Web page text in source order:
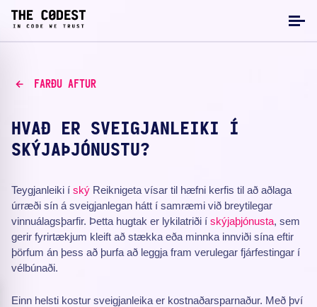
FARÐU AFTUR
HVAÐ ER SVEIGJANLEIKI Í
SKÝJAÞJÓNUSTU?
Teygjanleiki í ský Reiknigeta vísar til hæfni kerfis til að aðlaga
úrræði sín á sveigjanlegan hátt í samræmi við breytilegar
vinnuálagsþarfir. Þetta hugtak er lykilatriði í skýjaþjónusta, sem
gerir fyrirtækjum kleift að stækka eða minnka innviði sína eftir
þörfum án þess að þurfa að leggja fram verulegar fjárfestingar í
vélbúnaði.
Einn helsti kostur sveigjanleika er kostnaðarsparnaður. Með því